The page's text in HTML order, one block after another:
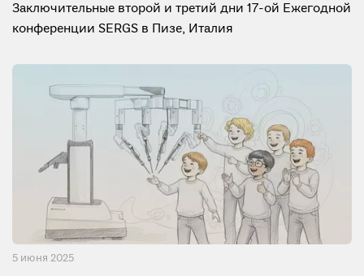
Заключительные второй и третий дни 17-ой Ежегодной
конференции SERGS в Пизе, Италия
5 июня 2025